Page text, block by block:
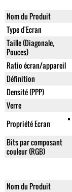
Nom du Produit
Type d'Ecran
Taille (Diagonale,
Pouces)
Ratio écran/appareil
Définition
Densité (PPP)
Verre
Propriété Ecran
Bits par composant
couleur (RGB)
Nom du Produit